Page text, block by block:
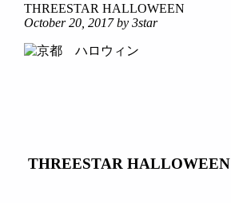
займ на карту онлайн без отказа
THREESTAR HALLOWEEN
October 20, 2017 by 3star
THREESTAR HALLOWEEN